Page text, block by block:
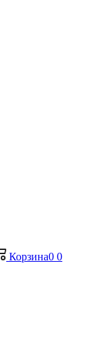
Корзина0 0